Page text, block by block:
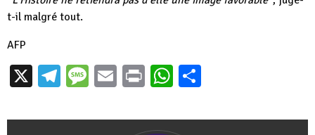
t-il malgré tout.
AFP
X Telegram
Message
EmailPrintWhatsApp